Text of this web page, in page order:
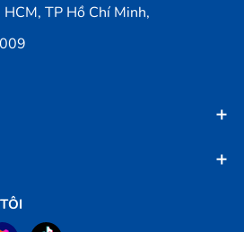
TP Hồ Chí Minh,